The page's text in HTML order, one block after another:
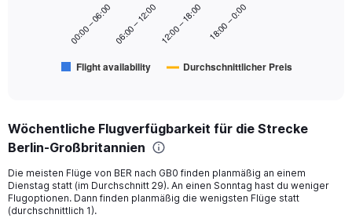
categories.
Range:
categories.
The
chart
Flight availability Durchschnittlicher Preis
00:00 – 06:00 06:00 – 12:00 12:00 – 18:00 18:00 – 0:00
Wöchentliche Flugverfügbarkeit für die Strecke
Berlin-Großbritannien
Die meisten Flüge von BER nach GB0 finden planmäßig an einem
Dienstag statt (im Durchschnitt 29). An einen Sonntag hast du weniger
Flugoptionen. Dann finden planmäßig die wenigsten Flüge statt
(durchschnittlich 1).